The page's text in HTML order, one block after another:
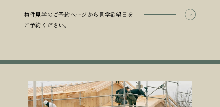
物件見学のご予約ページから見学希望日を
ご予約ください。